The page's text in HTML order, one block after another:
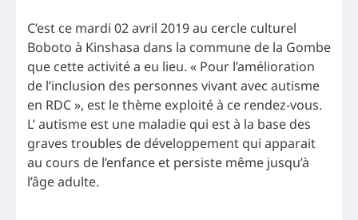
C’est ce mardi 02 avril 2019 au cercle culturel
Boboto à Kinshasa dans la commune de la Gombe
que cette activité a eu lieu. « Pour l’amélioration
de l’inclusion des personnes vivant avec autisme
en RDC », est le thème exploité à ce rendez-vous.
L’ autisme est une maladie qui est à la base des
graves troubles de développement qui apparait
au cours de l’enfance et persiste même jusqu’à
l’âge adulte.